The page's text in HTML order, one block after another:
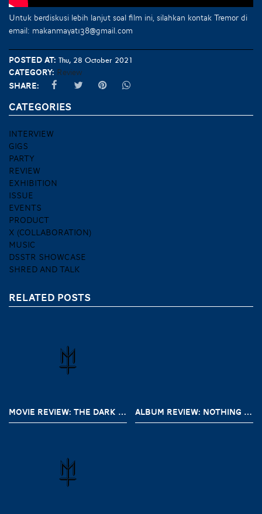
Untuk berdiskusi lebih lanjut soal film ini, silahkan kontak Tremor di
email: makanmayat138@gmail.com
Posted at: Thu, 28 October 2021
Category: Review
Share:
CATEGORIES
INTERVIEW
GIGS
PARTY
REVIEW
EXHIBITION
ISSUE
EVENTS
PRODUCT
X (COLLABORATION)
MUSIC
DSSTR SHOWCASE
SHRED AND TALK
RELATED POSTS
MOVIE REVIEW: THE DARK AND THE WICKED (2020) ALBUM REVIEW: NOTHING – A SHORT HISTORY OF DECAY